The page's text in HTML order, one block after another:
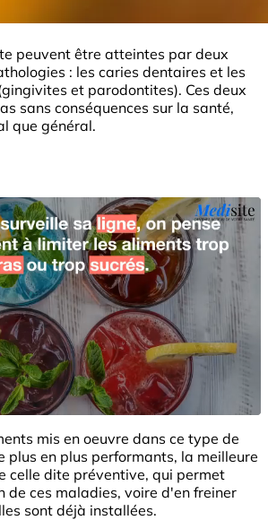
peuvent être atteintes par deux
: les caries dentaires et les
et parodontites). Ces deux
sans conséquences sur la santé,
que général.
mis en oeuvre dans ce type de
plus en plus performants, la meilleure
celle dite préventive, qui permet
ces maladies, voire d'en freiner
sont déjà installées.